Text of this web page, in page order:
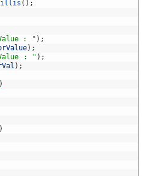
( ) ;
: " ) ;
) ;
: " ) ;
) ;
)
)